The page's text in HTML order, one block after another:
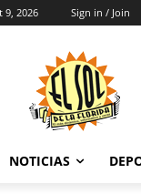
9, 2026 Sign in / Join
NOTICIAS